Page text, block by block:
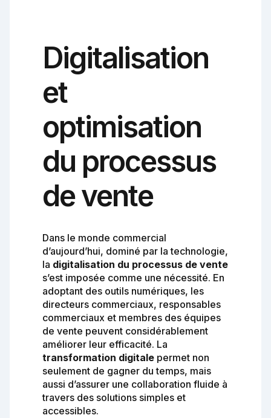
Digitalisation
et
optimisation
du processus
de vente
Dans le monde commercial
d’aujourd’hui, dominé par la technologie,
la digitalisation du processus de vente
s’est imposée comme une nécessité. En
adoptant des outils numériques, les
directeurs commerciaux, responsables
commerciaux et membres des équipes
de vente peuvent considérablement
améliorer leur efficacité. La
transformation digitale permet non
seulement de gagner du temps, mais
aussi d’assurer une collaboration fluide à
travers des solutions simples et
accessibles.